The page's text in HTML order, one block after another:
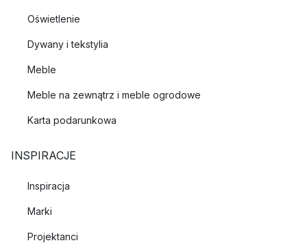
Oświetlenie
Dywany i tekstylia
Meble
Meble na zewnątrz i meble ogrodowe
Karta podarunkowa
INSPIRACJE
Inspiracja
Marki
Projektanci